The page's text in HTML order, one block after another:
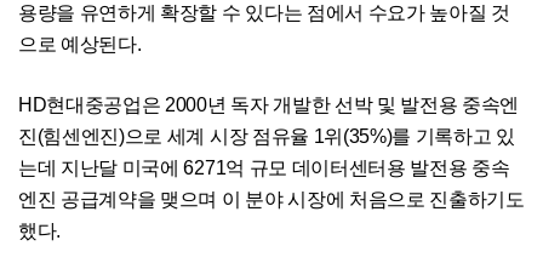
용량을 유연하게 확장할 수 있다는 점에서 수요가 높아질 것
으로 예상된다.
HD현대중공업은 2000년 독자 개발한 선박 및 발전용 중속엔
진(힘센엔진)으로 세계 시장 점유율 1위(35%)를 기록하고 있
는데 지난달 미국에 6271억 규모 데이터센터용 발전용 중속
엔진 공급계약을 맺으며 이 분야 시장에 처음으로 진출하기도
했다.